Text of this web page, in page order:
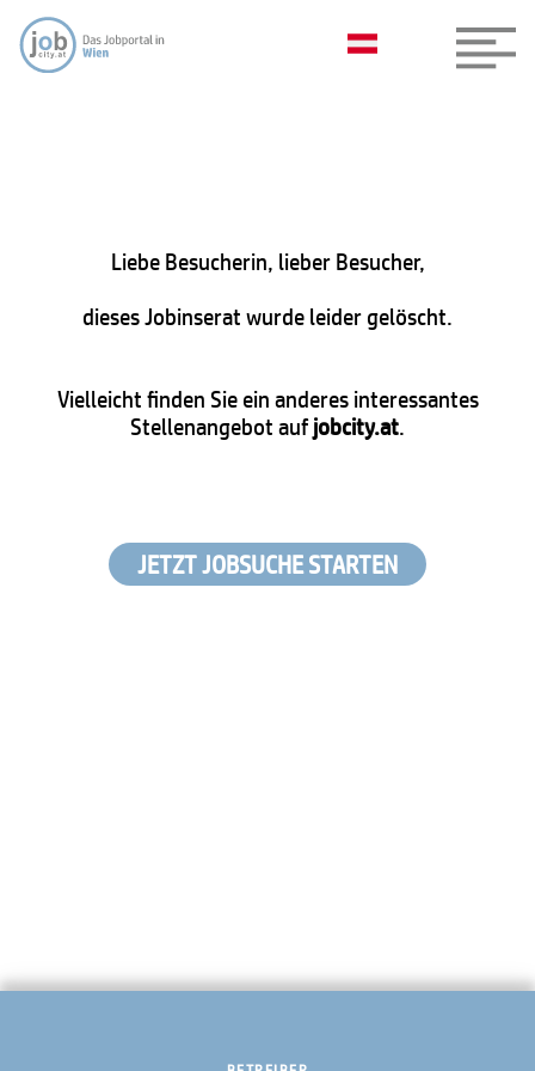
Liebe Besucherin, lieber Besucher,
dieses Jobinserat wurde leider gelöscht.
Vielleicht finden Sie ein anderes interessantes
Stellenangebot aufjobcity.at.
JETZT JOBSUCHE STARTEN